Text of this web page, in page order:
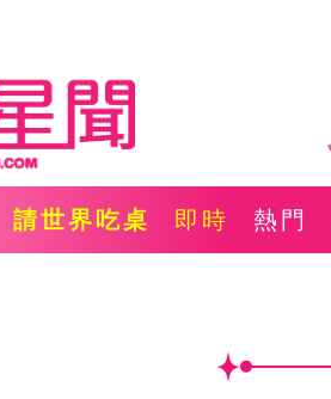
請世界吃桌 即時 熱門